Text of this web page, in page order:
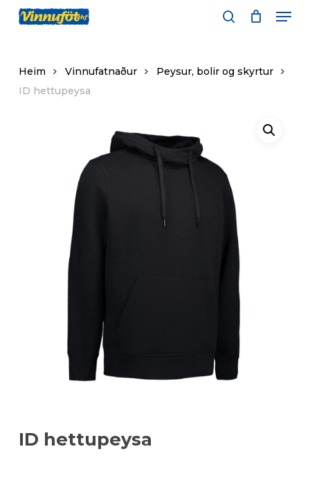
Skip
Heim Vinnufatnaður
Peysur, bolir og skyrtur
ID hettupeysa
ID hettupeysa